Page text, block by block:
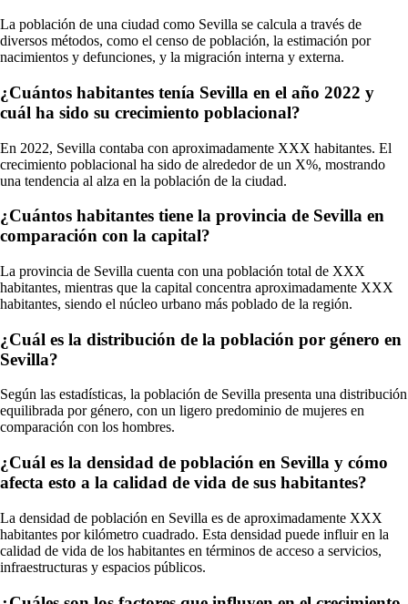
La población de una ciudad como Sevilla se calcula a través de
diversos métodos, como el censo de población, la estimación por
nacimientos y defunciones, y la migración interna y externa.
¿Cuántos habitantes tenía Sevilla en el año 2022 y
cuál ha sido su crecimiento poblacional?
En 2022, Sevilla contaba con aproximadamente XXX habitantes. El
crecimiento poblacional ha sido de alrededor de un X%, mostrando
una tendencia al alza en la población de la ciudad.
¿Cuántos habitantes tiene la provincia de Sevilla en
comparación con la capital?
La provincia de Sevilla cuenta con una población total de XXX
habitantes, mientras que la capital concentra aproximadamente XXX
habitantes, siendo el núcleo urbano más poblado de la región.
¿Cuál es la distribución de la población por género en
Sevilla?
Según las estadísticas, la población de Sevilla presenta una distribución
equilibrada por género, con un ligero predominio de mujeres en
comparación con los hombres.
¿Cuál es la densidad de población en Sevilla y cómo
afecta esto a la calidad de vida de sus habitantes?
La densidad de población en Sevilla es de aproximadamente XXX
habitantes por kilómetro cuadrado. Esta densidad puede influir en la
calidad de vida de los habitantes en términos de acceso a servicios,
infraestructuras y espacios públicos.